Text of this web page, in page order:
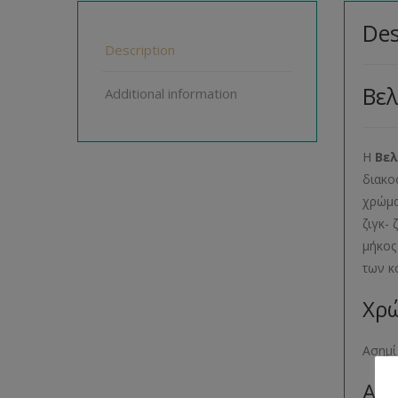
Description
Additional information
Η
ζιγκ-
των
Ασημί